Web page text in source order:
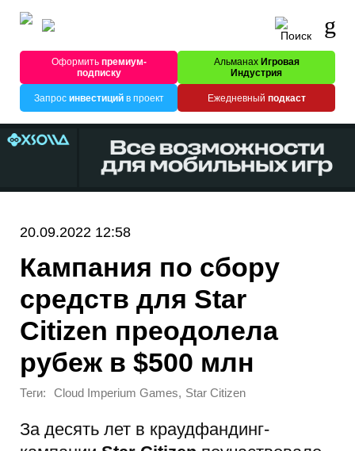
Оформитьпремиум-
подписку
Альманах Игровая
Индустрия
Запрос инвестицийв проект Ежедневный подкаст
20.09.2022 12:58
Кампания по сбору
средств для Star
Citizen преодолела
рубеж в $500 млн
Теги: Cloud Imperium Games, Star Citizen
За десять лет в краудфандинг-